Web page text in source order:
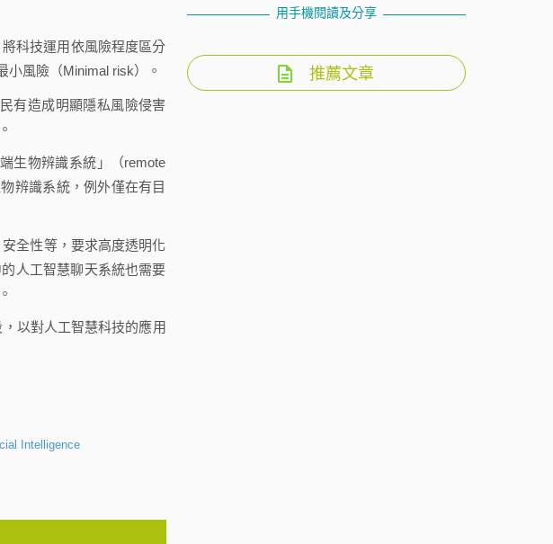
科技運用依風險程度區分
風險（Minimal risk）。
有造成明顯隱私風險侵害
生物辨識系統」（remote
辨識系統，例外僅在有目
全性等，要求高度透明化
人工智慧聊天系統也需要
以對人工智慧科技的應用
Intelligence
用手機閱讀及分享
推薦文章